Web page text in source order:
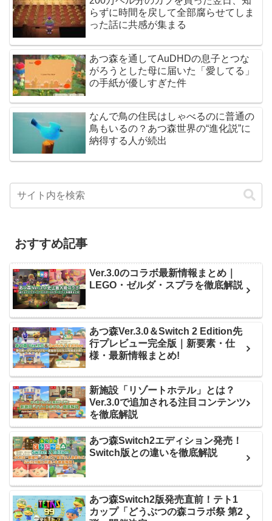
らずに時間を戻して全部腐らせてしま
った話に共感が集まる
あつ森を通してAuDHDの息子とつな
がろうとした母に届いた「愛してる」
の手紙が優しすぎた件
なんで鳥の住民はしゃべるのに普通の
鳥もいるの？あつ森世界の“進化説”に
納得する人が続出
おすすめ記事
Ver.3.0のコラボ最新情報まとめ｜
LEGO・ゼルダ・スプラを徹底解説
あつ森Ver.3.0＆Switch 2 Edition先
行プレビュー完全版｜新要素・仕
様・最新情報まとめ!
新施設「リゾートホテル」とは？
Ver.3.0で追加される注目コンテンツ
を徹底解説
あつ森Switch2エディション発売！
Switch版との違いを徹底解説
あつ森Switch2版発売直前！テト1
カップ「どうぶつの森コラボ祭 第2